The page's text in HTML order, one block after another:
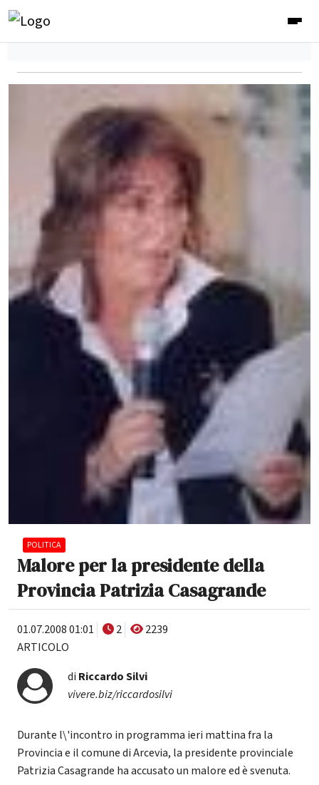
POLITICA
Malore per la presidente della
Provincia Patrizia Casagrande
01.07.2008 01:01 2
2239
ARTICOLO
di Riccardo Silvi
vivere.biz/riccardosilvi
Durante l\'incontro in programma ieri mattina fra la
Provincia e il comune di Arcevia, la presidente provinciale
Patrizia Casagrande ha accusato un malore ed è svenuta.